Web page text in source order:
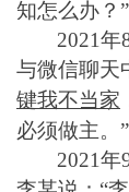
知怎么办？”
2021年
与微信聊天
键我不当家
必须做主。”
2021年